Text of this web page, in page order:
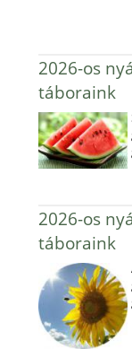
2026-os
táboraink
2026-os
táboraink